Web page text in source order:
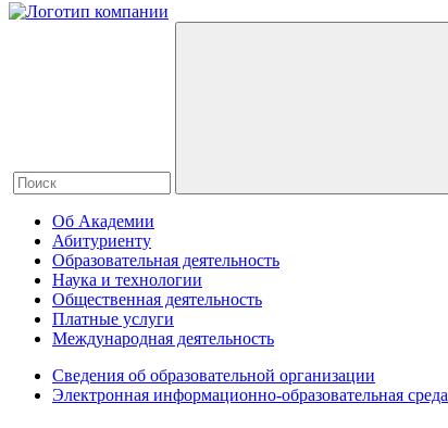
Об Академии
Абитуриенту
Образовательная деятельность
Наука и технологии
Общественная деятельность
Платные услуги
Международная деятельность
Сведения об образовательной организации
Электронная информационно-образовательная среда